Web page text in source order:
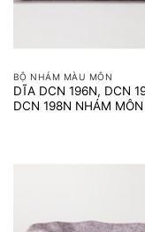
BỘ NHÁM MÀU MÔN
DĨA DCN 196N, DCN
DCN 198N NHÁM MÔN